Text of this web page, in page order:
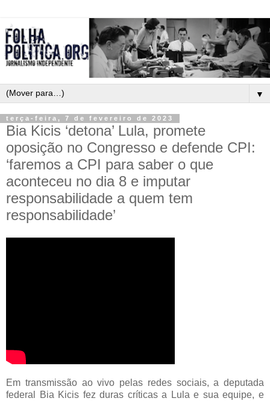
▼
terça-feira, 7 de fevereiro de 2023
Bia Kicis ‘detona’ Lula, promete
oposição no Congresso e defende CPI:
‘faremos a CPI para saber o que
aconteceu no dia 8 e imputar
responsabilidade a quem tem
responsabilidade’
Em transmissão ao vivo pelas redes sociais, a deputada
federal Bia Kicis fez duras críticas a Lula e sua equipe, e